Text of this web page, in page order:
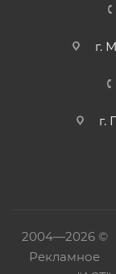
г.
г.
2004—2026 ©
Рекламное